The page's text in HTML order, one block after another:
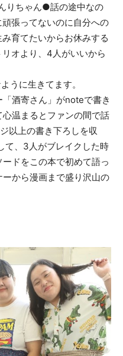
りちゃん●話の途中なの
張ってないのに自分への
育てたいからお休みする
オより、4人がいいから
うに生きてます。
酒寄さん」がnoteで書き
温まるとファンの間で話
以上の書き下ろしを収
て、3人がブレイクした時
ドをこの本で初めて語っ
から漫画まで盛り沢山の